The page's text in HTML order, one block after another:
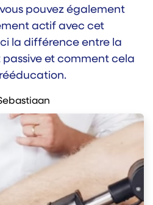
pouvez également
actif avec cet
la différence entre la
et comment cela